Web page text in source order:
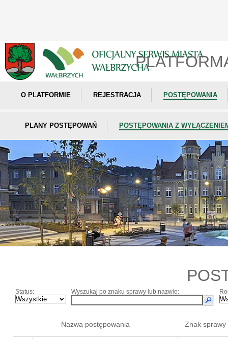
O PLATFORMIE REJESTRACJA POSTĘPOWANIA
PLANY POSTĘPOWAŃ POSTĘPOWANIA Z
Status: Wyszukaj po znaku sprawy lub nazwie:
Nazwa postępowania Znak sprawy